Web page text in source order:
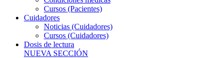
Cursos (Pacientes)
Cuidadores
Noticias (Cuidadores)
Cursos (Cuidadores)
Dosis de lectura
NUEVA SECCIÓN